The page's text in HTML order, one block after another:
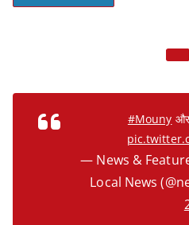
#Mouny
— News &
Local News